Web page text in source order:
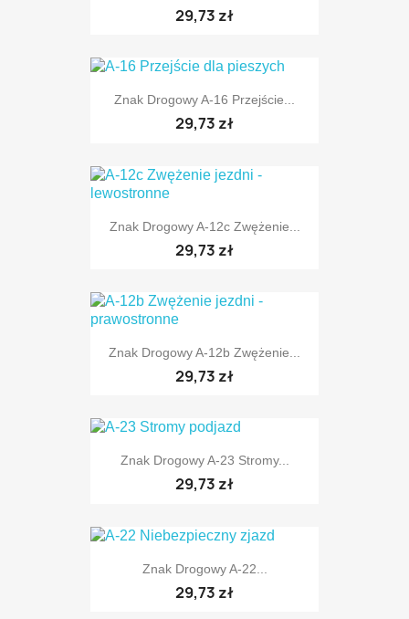
29,73 zł
Znak Drogowy A-16 Przejście...
29,73 zł
Znak Drogowy A-12c Zwężenie...
29,73 zł
TYLKO ONLINE
Znak Drogowy A-12b Zwężenie...
29,73 zł
Znak Drogowy A-23 Stromy...
29,73 zł
Znak Drogowy A-22...
29,73 zł